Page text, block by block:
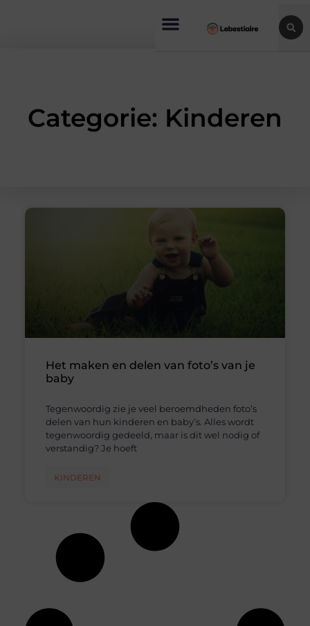
Categorie: Kinderen
Het maken en delen van foto’s van je
baby
Tegenwoordig zie je veel beroemdheden foto’s
delen van hun kinderen en baby’s. Alles wordt
tegenwoordig gedeeld, maar is dit wel nodig of
verstandig? Je hoeft
KINDEREN